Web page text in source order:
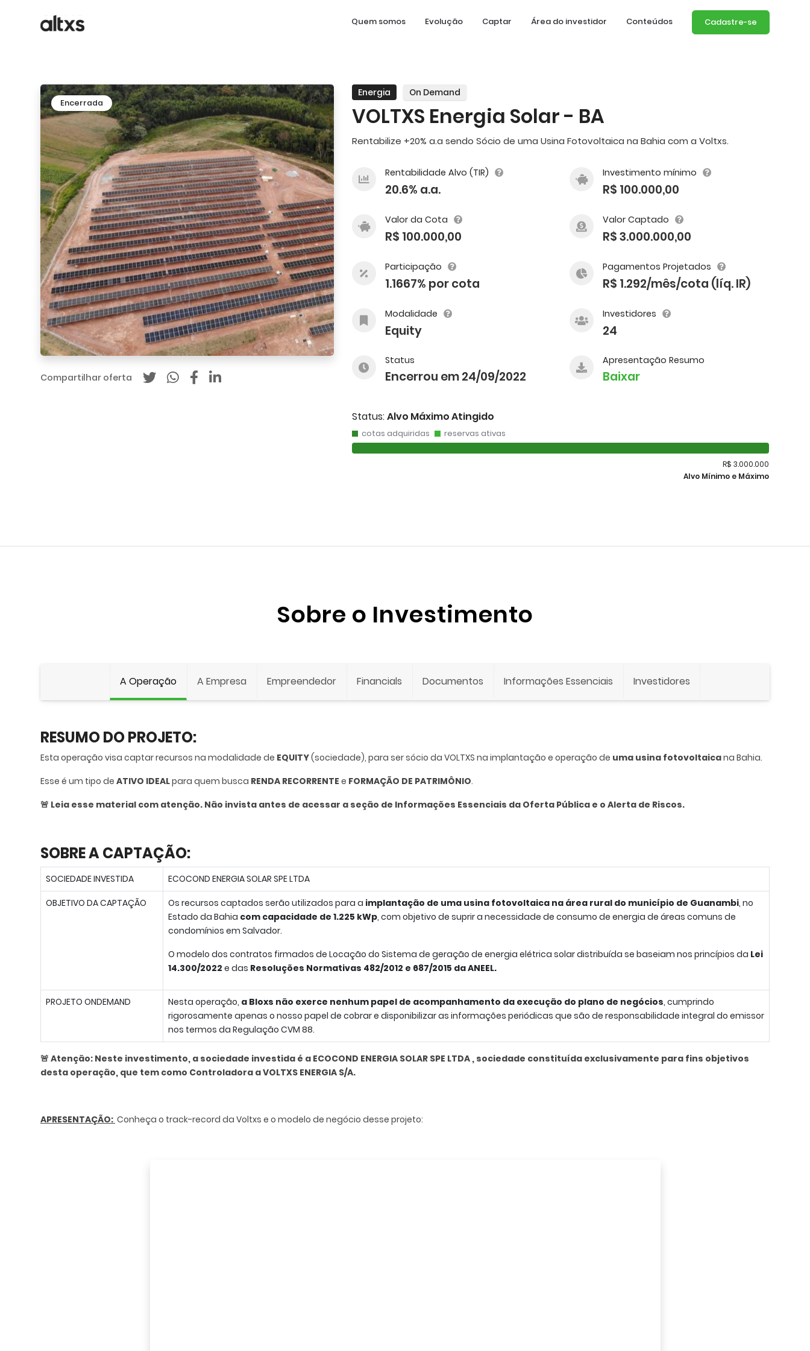
Quem somos Evolução Captar Área do investidor Conteúdos Cadastre-se
Encerrada
Compartilhar oferta
Energia On Demand
VOLTXS Energia Solar - BA
Rentabilize +20% a.a sendo Sócio de uma Usina Fotovoltaica na Bahia com a Voltxs.
Rentabilidade Alvo (TIR)
20.6% a.a.
Investimento mínimo
R$ 100.000,00
Valor da Cota
R$ 100.000,00
Valor Captado
R$ 3.000.000,00
Participação
1.1667% por cota
Pagamentos Projetados
R$ 1.292/mês/cota (líq. IR)
Modalidade
Equity
Investidores
24
Status
Encerrou em 24/09/2022
Apresentação Resumo
Baixar
Status:Alvo Máximo Atingido
cotas adquiridas reservas ativas
R$ 3.000.000
Alvo Mínimo e Máximo
Sobre o Investimento
A Operação A Empresa Empreendedor Financials Documentos Informações Essenciais Investidores
RESUMO DO PROJETO:
Esta operação visa captar recursos na modalidade de EQUITY(sociedade), para ser sócio da VOLTXS na implantação e operação de uma usina fotovoltaicana Bahia.
Esse é um tipo de ATIVO IDEALpara quem busca RENDA RECORRENTE e FORMAÇÃO DE PATRIMÔNIO.
🚨 Leia esse material com atenção. Não invista antes de acessar a seção de Informações Essenciais da Oferta Pública e o Alerta de Riscos.
SOBRE A CAPTAÇÃO:
SOCIEDADE INVESTIDA
ECOCOND ENERGIA SOLAR SPE LTDA
OBJETIVO DA CAPTAÇÃO
Os recursos captados serão utilizados para a implantação de uma usina fotovoltaica na área rural do município de Guanambi, no
Estado da Bahia com capacidade de 1.225 kWp, com objetivo de suprir a necessidade de consumo de energia de áreas comuns de
condomínios em Salvador.
O modelo dos contratos firmados de Locação do Sistema de geração de energia elétrica solar distribuída se baseiam nos princípios da Lei
14.300/2022 e das Resoluções Normativas 482/2012 e 687/2015 da ANEEL.
PROJETO ONDEMAND Nesta operação, a Bloxs não exerce nenhum papel de acompanhamento da execução do plano de negócios, cumprindo
rigorosamente apenas o nosso papel de cobrar e disponibilizar as informações periódicas que são de responsabilidade integral do emissor
nos termos da Regulação CVM 88.
🚨 Atenção: Neste investimento, a sociedade investida é a ECOCOND ENERGIA SOLAR SPE LTDA , sociedade constituída exclusivamente para fins objetivos
desta operação, que tem como Controladora a VOLTXS ENERGIA S/A.
APRESENTAÇÃO: Conheça o track-record da Voltxs e o modelo de negócio desse projeto: